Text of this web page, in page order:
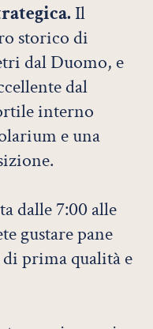
Il
storico di
dal Duomo, e
dal
interno
e una
dalle 7:00 alle
gustare pane
prima qualità e